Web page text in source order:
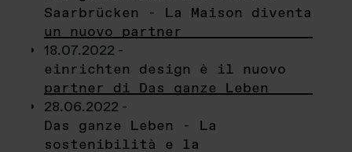
Saarbrücken - La Maison diventa
un nuovo partner
18.07.2022 -
einrichten design è il nuovo
partner di Das ganze Leben
28.06.2022 -
Das ganze Leben - La
sostenibilità e la